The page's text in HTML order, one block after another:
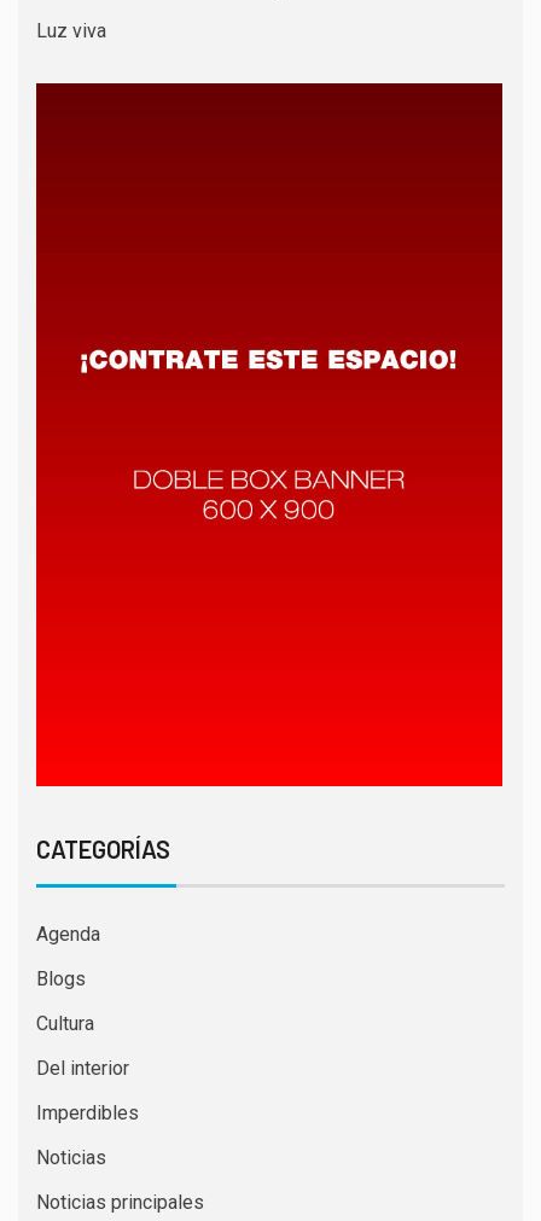
Luz viva
CATEGORÍAS
Agenda
Blogs
Cultura
Del interior
Imperdibles
Noticias
Noticias principales